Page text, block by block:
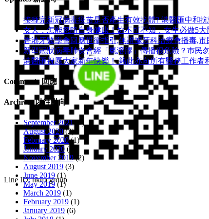
Line ID: hkmcgroup
接種完新冠病毒疫苗是否產生有效抗體? 港醫匯中和
女人，怎能忽略自身健康！妳不可不知，女生必做5大
香港牙醫學會回應世衞指引,無證據牙科治療會播毒,市
新型冠狀病毒肺炎會經「氣溶膠」傳播很危險？巿民
港醫匯祝愿大家新年快樂！ 籍此亦向所有醫務工作者
Comments 回應
Archives 以往動向
September 2021(1)
August 2020(2)
February 2020(1)
January 2020 (2)
November 2019(2)
August 2019 (3)
June 2019 (1)
May 2019(1)
March 2019 (1)
February 2019 (1)
January 2019 (6)